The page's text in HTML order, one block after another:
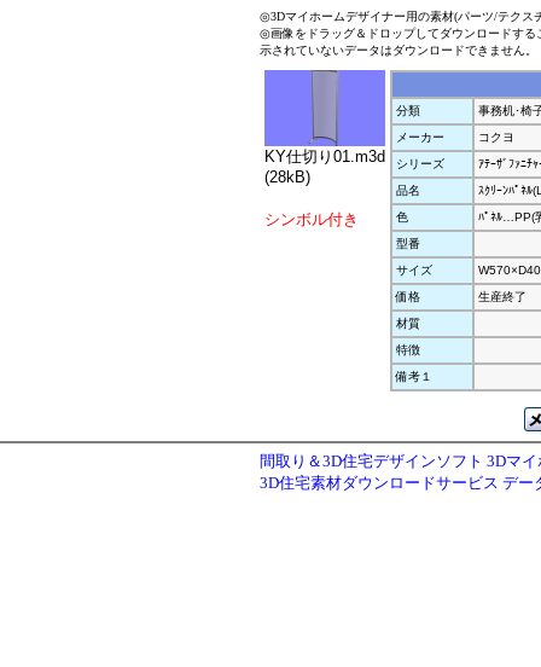
◎3Dマイホームデザイナー用の素材(パーツ/テクス
◎画像をドラッグ＆ドロップしてダウンロードす
示されていないデータはダウンロードできません。
KY仕切り01.m3d
(28kB)
シンボル付き
分類
事務机･椅
メーカー
コクヨ
シリーズ
ｱﾃｰｻﾞﾌｧﾆﾁｬ
品名
ｽｸﾘｰﾝﾊﾟﾈﾙ
色
ﾊﾟﾈﾙ…PP(
型番
サイズ
価格
生産終了
材質
特徴
備考１
間取り＆3D住宅デザインソフト 3Dマ
3D住宅素材ダウンロードサービス デー